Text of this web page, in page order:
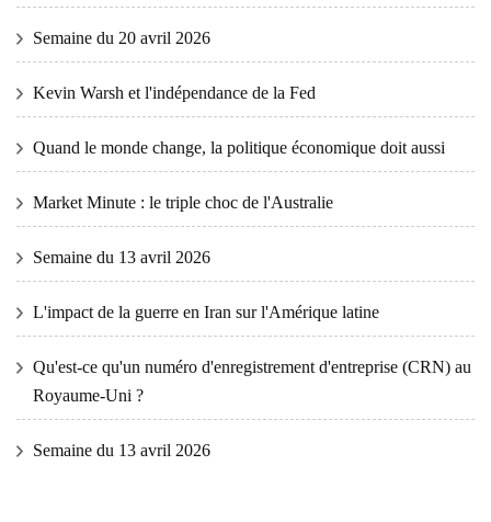
Semaine du 20 avril 2026
Kevin Warsh et l'indépendance de la Fed
Quand le monde change, la politique économique doit aussi
Market Minute : le triple choc de l'Australie
Semaine du 13 avril 2026
L'impact de la guerre en Iran sur l'Amérique latine
Qu'est-ce qu'un numéro d'enregistrement d'entreprise (CRN) au
Royaume-Uni ?
Semaine du 13 avril 2026